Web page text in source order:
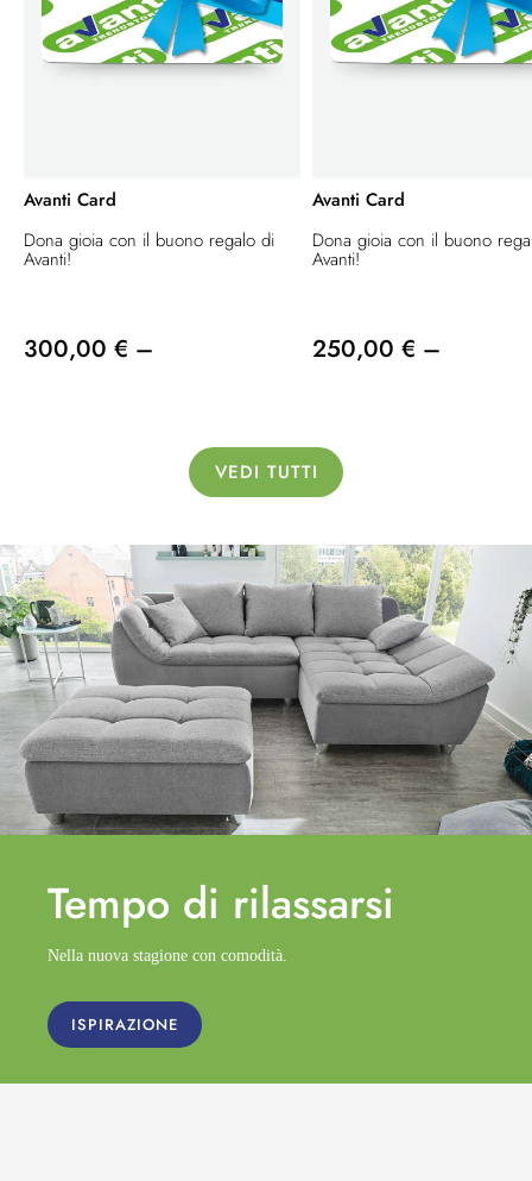
Avanti Card
Dona gioia con il buono regalo di
Avanti!
300,00 € –
Avanti Card
Dona gioia con il buono
Avanti!
250,00 € –
VEDI TUTTI
Tempo di rilassarsi
Nella nuova stagione con comodità.
ISPIRAZIONE